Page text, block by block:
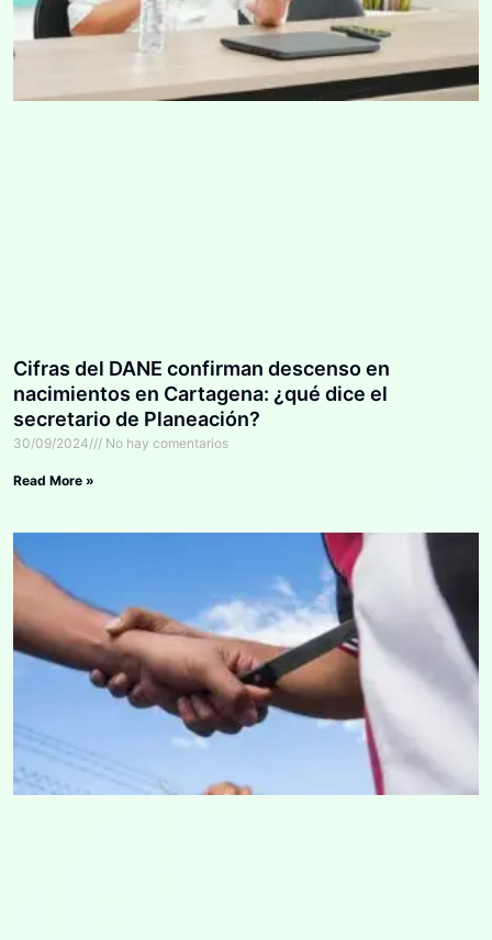
Cifras del DANE confirman descenso en
nacimientos en Cartagena: ¿qué dice el
secretario de Planeación?
30/09/2024 No hay comentarios
Read More »